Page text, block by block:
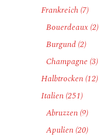
Frankreich(7)
Bouerdeaux (2)
Burgund(2)
Champagne (3)
Halbtrocken(12)
Italien(251)
Abruzzen(9)
Apulien(20)